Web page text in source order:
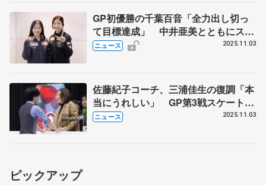
GP初優勝の千葉百音「全力出し切っ
て目標達成」 中井亜美とともにスケ
ートカナダから帰国
ニュース 2025.11.03
佐藤紀子コーチ、三浦佳生の復調「本
当にうれしい」 GP第3戦スケートカ
ナダ
ニュース 2025.11.03
ピックアップ